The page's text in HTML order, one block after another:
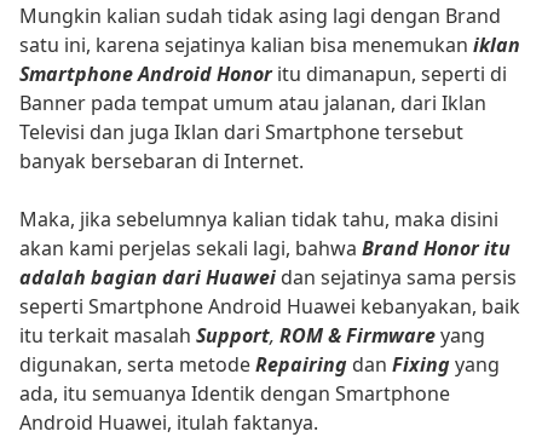
Mungkin kalian sudah tidak asing lagi dengan Brand
satu ini, karena sejatinya kalian bisa menemukan iklan
Smartphone Android Honoritu dimanapun, seperti di
Banner pada tempat umum atau jalanan, dari Iklan
Televisi dan juga Iklan dari Smartphone tersebut
banyak bersebaran di Internet.
Maka, jika sebelumnya kalian tidak tahu, maka disini
akan kami perjelas sekali lagi, bahwa Brand Honor itu
adalah bagian dari Huawei dan sejatinya sama persis
seperti Smartphone Android Huawei kebanyakan, baik
itu terkait masalah Support, ROM & Firmwareyang
digunakan, serta metodeRepairing dan Fixingyang
ada, itu semuanya Identik dengan Smartphone
Android Huawei, itulah faktanya.